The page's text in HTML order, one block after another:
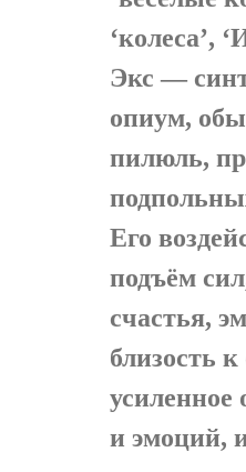
‘колеса’,
Экс —
опиум,
пилюль,
Его
подъём
счастья,
близость
усиленное
и эмоций,